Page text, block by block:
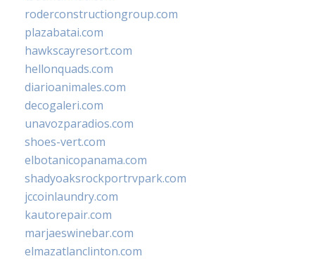
roderconstructiongroup.com
plazabatai.com
hawkscayresort.com
hellonquads.com
diarioanimales.com
decogaleri.com
unavozparadios.com
shoes-vert.com
elbotanicopanama.com
shadyoaksrockportrvpark.com
jccoinlaundry.com
kautorepair.com
marjaeswinebar.com
elmazatlanclinton.com